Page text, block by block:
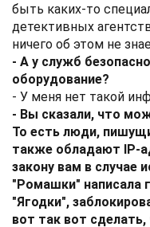
быть каких-то
детективных
ничего об этом не
- А у служб
оборудование?
- У меня нет такой
- Вы сказали, что
То есть люди,
также обладают IP-
закону вам в случае
"Ромашки" написала
"Ягодки",
вот так вот